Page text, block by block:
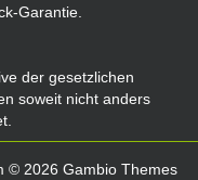
Garantie.
der gesetzlichen
soweit nicht anders
© 2026 Gambio Themes